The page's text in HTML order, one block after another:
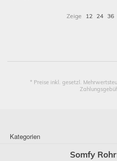
Zeige 12 24 36
* Preise inkl. gesetzl.
Kategorien
Somfy